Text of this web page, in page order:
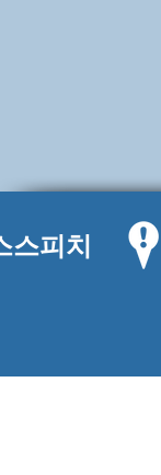
스피치